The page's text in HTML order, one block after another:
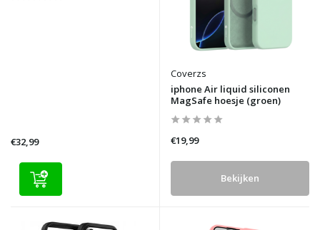
€32,99
Coverzs
iphone Air liquid siliconen
MagSafe hoesje (groen)
€19,99
Bekijken